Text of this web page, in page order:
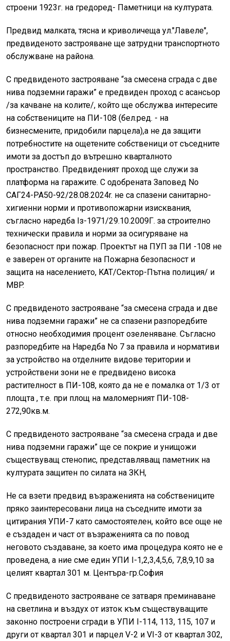
строени 1923г. на гредоред- Паметници на културата.
Пpeдвид малката, тясна и криволичеща ул."Лaвeлe",
предвиденото застрояване ще затрудни транспортното
обслужване на района.
C предвиденото застрояване “за смесена сграда с две
нива подземни rapaжи” e npeдвиден проход с асансьор
/за качване на колите/, който ще обслужва интересите
на собствениците на ПИ-108 (бел.ред. - на
бизнесмените, придобили парцела),а не да защити
потребностите на ощетените собственици от съседните
имоти за достъп до вътрешно кварталното
пространство. Предвиденият проход ще служи за
платформа на гаражите. С одобрената Заповед No
CAΓ24-PA50-92/28.08.2024r. не ca cпазени санитарно-
хигиенни норми и противопожарни изисквания,
съгласно наредба Iз-1971/29.10.2009Γ. за строително
технически правила и норми за осигуряване на
безопасност при пожар. Проектът на ПУП за ПИ -108 не
е заверен от органите на Пожарна безопасност и
защита на населението, KАТ/Сектор-Пътна полиция/ и
MBP.
С предвиденото застрояване “за смесена сграда и две
нива подземни гаражи” не са спазени разпоредбите
относно необходимия процент озeленявaнe. Cъгласно
разпоредбите на Наредба No 7 за правила и нормативи
за устройство на отделните видове територии и
устройствени зони нe е предвидено висока
растителност в ПИ-108, която да не е помалка от 1/3 от
площта , т.е. при площ на маломерният ПИ-108-
272,90кв.м.
C предвиденото застрояване “за смесена сграда и две
нива подземни гаражи” ще се покрие и унищожи
съществуващ стенопис, представляващ паметник на
културата защитен по силата на ЗКН,
He ca взети предвид възраженията на собствениците
пряко заинтересовани лица на съседните имоти за
цитирания УПИ-7 като самостоятелен, който все още не
е създаден и част от възраженията са по повод
неговото създаване, за което има процедура която не е
проведена, а ние сме един УПИ I-1,2,3,4,5,6, 7,8,9,10 за
целият квартал 301 м. Центъра-гр.София
C предвиденото застрояване се затваря преминаване
на светлина и въздух от изток към съществуващите
законно построени сгради в УПИ I-114, 113, 115, 107 и
други от квартал 301 и парцел V-2 и VI-3 от квартал 302,